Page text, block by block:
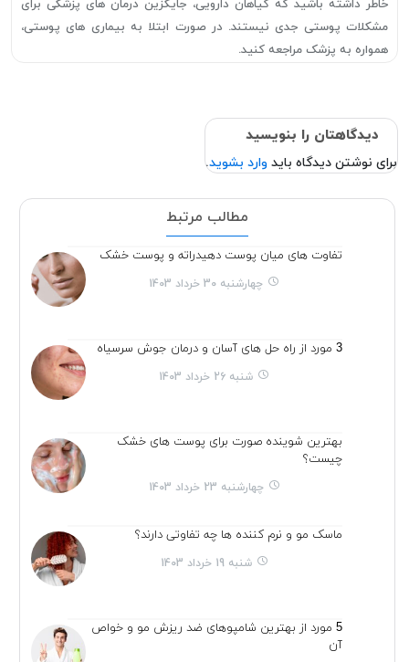
خاطر داشته باشید که گیاهان دارویی، جایگزین درمان های پزشکی برای
مشکلات پوستی جدی نیستند. در صورت ابتلا به بیماری های پوستی،
همواره به پزشک مراجعه کنید.
دیدگاهتان را بنویسید
برای نوشتن دیدگاه باید وارد بشوید.
مطالب مرتبط
تفاوت های میان پوست دهیدراته و پوست خشک
چهارشنبه 30 خرداد 1403
3 مورد از راه حل های آسان و درمان جوش سرسیاه
شنبه 26 خرداد 1403
بهترین شوینده صورت برای پوست های خشک
چیست؟
چهارشنبه 23 خرداد 1403
ماسک مو و نرم کننده ها چه تفاوتی دارند؟
شنبه 19 خرداد 1403
5 مورد از بهترین شامپوهای ضد ریزش مو و خواص
آن